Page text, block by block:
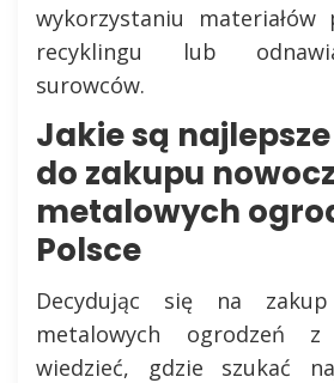
wykorzystaniu materiałów
recyklingu lub
surowców.
Jakie są
do zakupu
metalowych
Polsce
Decydując się na zakup
metalowych ogrodzeń
wiedzieć, gdzie szukać